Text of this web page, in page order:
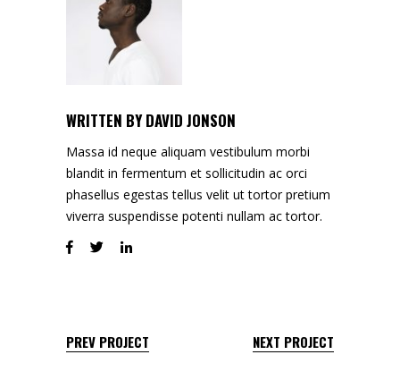
WRITTEN BY DAVID JONSON
Massa id neque aliquam vestibulum morbi
blandit in fermentum et sollicitudin ac orci
phasellus egestas tellus velit ut tortor pretium
viverra suspendisse potenti nullam ac tortor.
PREV PROJECT NEXT PROJECT